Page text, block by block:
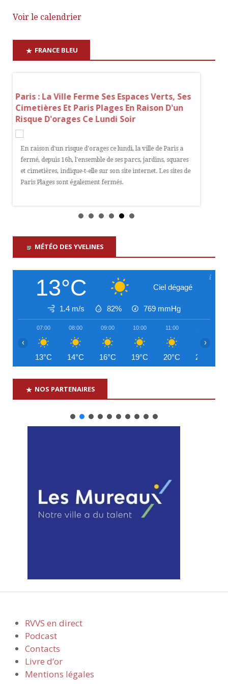
Voir le calendrier
FRANCE BLEU
Paris : La Ville Ferme Ses Espaces Verts, Ses
Cimetières Et Paris Plages En Raison D'un
Risque D'orages Ce Lundi Soir
En raison d'un risque d'orages ce lundi, la ville de Paris a
fermé, depuis 16h, l'ensemble de ses parcs, jardins, squares
et cimetières, indique-t-elle sur son site internet. Les sites de
Paris Plages sont également fermés.
MÉTÉO DES YVELINES
13°C Ciel dégagé
1.4 m/s 82% 769 mmHg
07:00
13°C
08:00
14°C
09:00
16°C
10:00
19°C
11:00
20°C 22°C
‹ ›
NOS PARTENAIRES
RVVS en direct
Podcast
Contacts
Livre d’or
Mentions légales